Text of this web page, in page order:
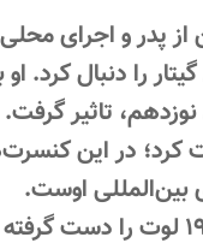
را دنبال کرد.
بین‌المللی اوست.
بریم که از ۱۹۵۰ لوت